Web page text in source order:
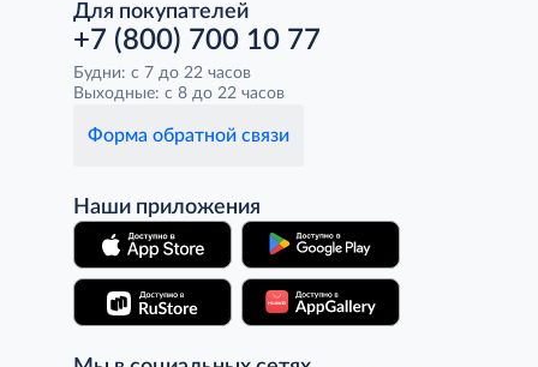
Для покупателей
+7 (800) 700 10 77
Будни: с 7 до 22 часов
Выходные: с 8 до 22 часов
Форма обратной связи
Наши приложения